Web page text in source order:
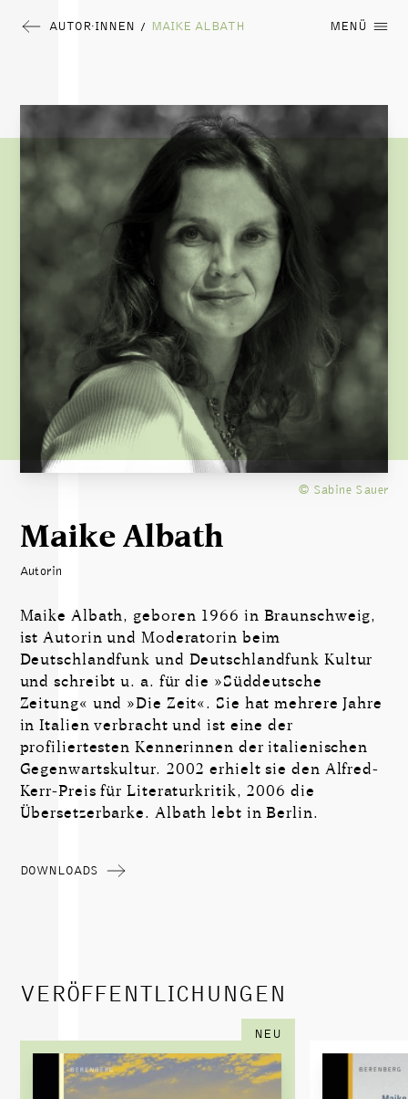
AUTOR∙INNEN / MAIKE ALBATH MENÜ
© Sabine Sauer
Maike Albath
Autorin
Maike Albath, geboren 1966 in Braunschweig,
ist Autorin und Moderatorin beim
Deutschlandfunk und Deutschlandfunk Kultur
und schreibt u. a. für die »Süddeutsche
Zeitung« und »Die Zeit«. Sie hat mehrere Jahre
in Italien verbracht und ist eine der
profiliertesten Kennerinnen der italienischen
Gegenwartskultur. 2002 erhielt sie den Alfred-
Kerr-Preis für Literaturkritik, 2006 die
Übersetzerbarke. Albath lebt in Berlin.
DOWNLOADS
VERÖFFENTLICHUNGEN
NEU